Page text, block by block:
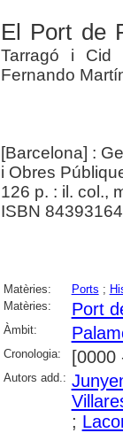
El Port de
Tarragó i Cid
Fernando
[Barcelona] :
i Obres
126 p. : il. col.,
ISBN
Matèries: Ports ;
Matèries:
Port
Àmbit:
Cronologia: [0000
Autors add.:
;